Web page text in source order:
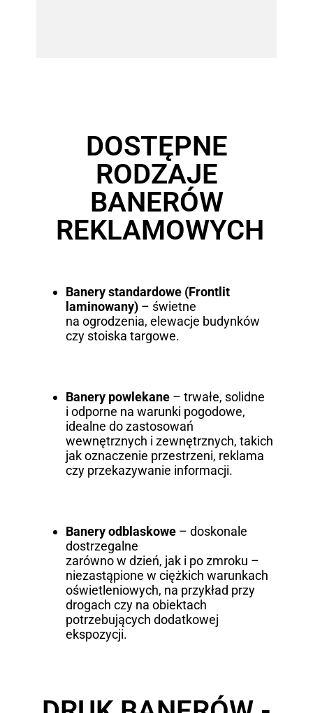
DOSTĘPNE
RODZAJE
BANERÓW
REKLAMOWYCH
Banery standardowe (Frontlit
laminowany)– świetne
na ogrodzenia, elewacje budynków
czy stoiska targowe.
Banery powlekane– trwałe, solidne
i odporne na warunki pogodowe,
idealne do zastosowań
wewnętrznych i zewnętrznych, takich
jak oznaczenie przestrzeni, reklama
czy przekazywanie informacji.
Banery odblaskowe– doskonale
dostrzegalne
zarówno w dzień, jak i po zmroku –
niezastąpione w ciężkich warunkach
oświetleniowych, na przykład przy
drogach czy na obiektach
potrzebujących dodatkowej
ekspozycji.